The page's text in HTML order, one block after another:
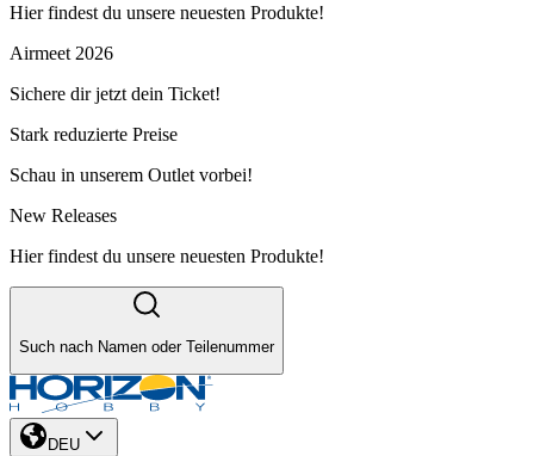
Hier findest du unsere neuesten Produkte!
Airmeet 2026
Sichere dir jetzt dein Ticket!
Stark reduzierte Preise
Schau in unserem Outlet vorbei!
New Releases
Hier findest du unsere neuesten Produkte!
Such nach Namen oder Teilenummer
DEU